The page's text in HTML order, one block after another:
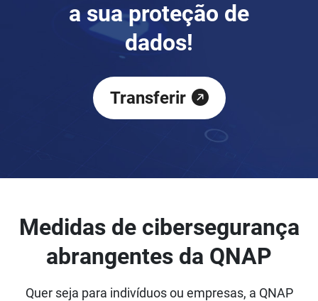
a sua proteção de
dados!
Transferir
Medidas de cibersegurança
abrangentes da QNAP
Quer seja para indivíduos ou empresas, a QNAP